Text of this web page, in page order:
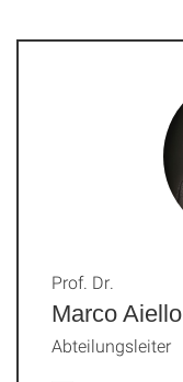
Marco Aiello
Prof. Dr.
Abteilungsleiter